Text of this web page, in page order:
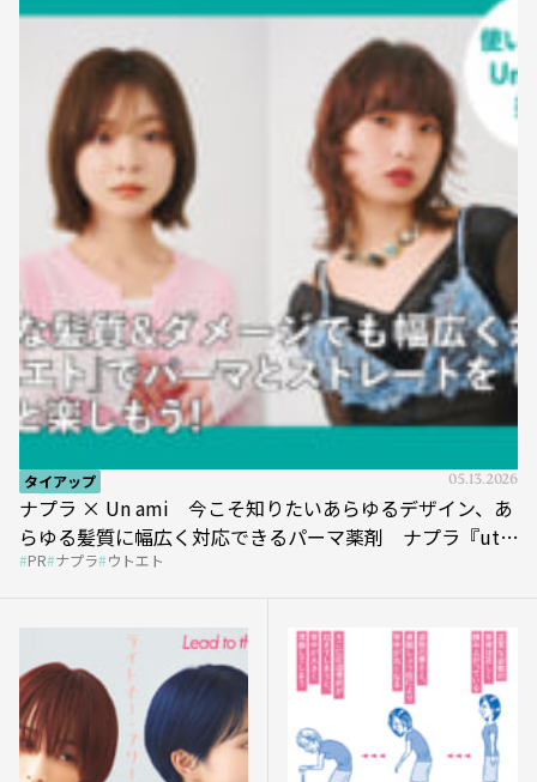
タイアップ 05.13.2026
ナプラ × Un ami 今こそ知りたいあらゆるデザイン、あ
らゆる髪質に幅広く対応できるパーマ薬剤 ナプラ『ut-
et』
PR ナプラ ウトエト